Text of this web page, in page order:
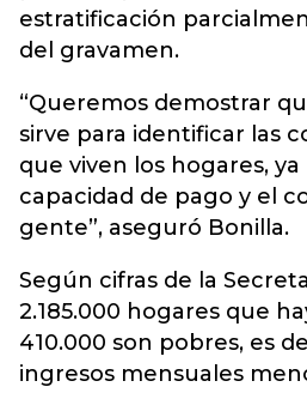
estratificación
del gravamen.
“Queremos demostrar
sirve para identificar las
que viven los hogares, ya
capacidad de pago y el
gente”, aseguró Bonilla.
Según cifras de la
2.185.000 hogares que
410.000 son pobres, es
ingresos mensuales